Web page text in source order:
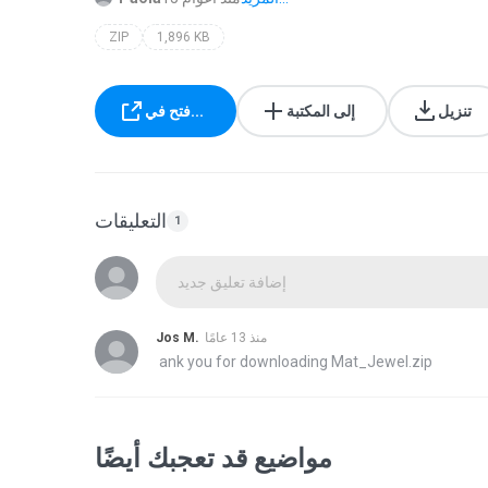
ZIP 1,896 KB
فتح في... إلى المكتبة تنزيل
التعليقات 1
إضافة تعليق جديد
Jos M. منذ 13 عامًا
ank you for downloading Mat_Jewel.zip
مواضيع قد تعجبك أيضًا